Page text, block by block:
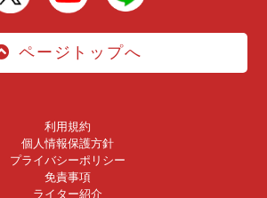
ページトップへ
利用規約
個人情報保護方針
プライバシーポリシー
免責事項
ライター紹介